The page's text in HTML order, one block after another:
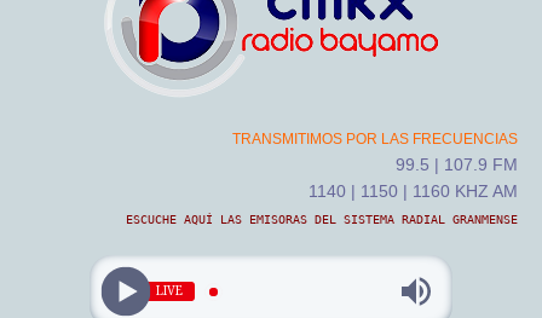
TRANSMITIMOS POR LAS FRECUENCIAS
99.5 | 107.9 FM
1140 | 1150 | 1160 KHZ AM
ESCUCHE AQUÍ LAS EMISORAS DEL SISTEMA RADIAL GRANMENSE
LIVE